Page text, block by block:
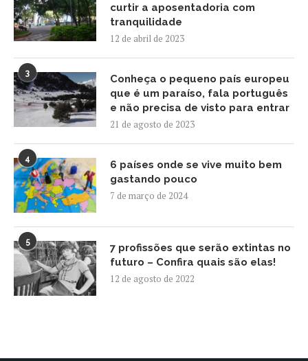
curtir a aposentadoria com
tranquilidade
12 de abril de 2023
3
Conheça o pequeno país europeu
que é um paraíso, fala português
e não precisa de visto para entrar
21 de agosto de 2023
4
6 países onde se vive muito bem
gastando pouco
7 de março de 2024
5
7 profissões que serão extintas no
futuro – Confira quais são elas!
12 de agosto de 2022